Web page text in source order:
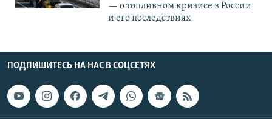
— о топливном кризисе в России
и его последствиях
ПОДПИШИТЕСЬ НА НАС В СОЦСЕТЯХ